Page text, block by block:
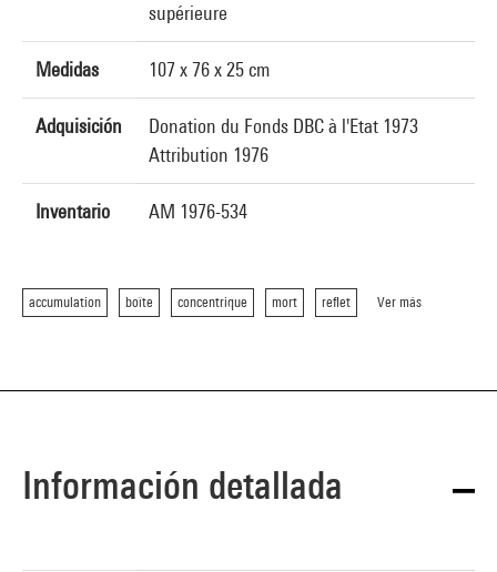
supérieure
Medidas 107 x 76 x 25 cm
Adquisición
Donation du Fonds DBC à l'Etat 1973
Attribution 1976
Inventario AM 1976-534
accumulation boîte concentrique mort reflet Ver más
Información detallada